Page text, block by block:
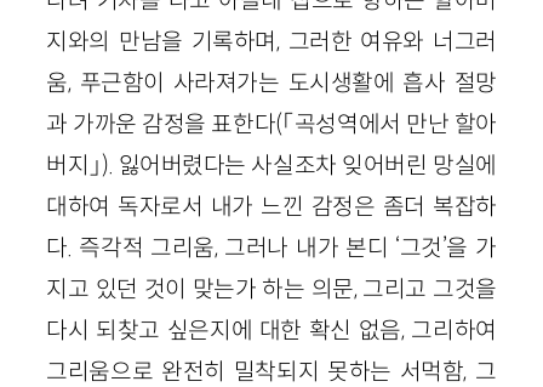
지와의 만남을 기록하며, 그러한 여유와 너그러
움, 푸근함이 사라져가는 도시생활에 흡사 절망
과 가까운 감정을 표한다(「곡성역에서 만난 할아
버지」). 잃어버렸다는 사실조차 잊어버린 망실에
대하여 독자로서 내가 느낀 감정은 좀더 복잡하
다. 즉각적 그리움, 그러나 내가 본디 ‘그것’을 가
지고 있던 것이 맞는가 하는 의문, 그리고 그것을
다시 되찾고 싶은지에 대한 확신 없음, 그리하여
그리움으로 완전히 밀착되지 못하는 서먹함, 그